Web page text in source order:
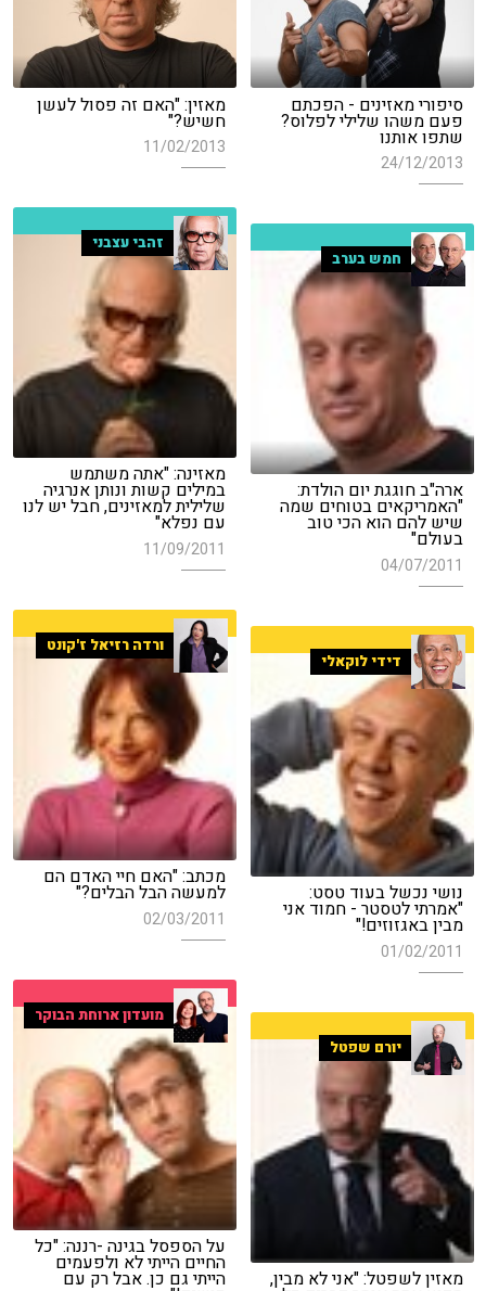
סיפורי מאזינים - הפכתם
פעם משהו שלילי לפלוס?
שתפו אותנו
24/12/2013
מאזין: "האם זה פסול לעשן
חשיש?"
11/02/2013
זהבי עצבני
מאזינה: "אתה משתמש
במילים קשות ונותן אנרגיה
שלילית למאזינים, חבל יש לנו
עם נפלא"
11/09/2011
חמש בערב
ארה"ב חוגגת יום הולדת:
"האמריקאים בטוחים שמה
שיש להם הוא הכי טוב
בעולם"
04/07/2011
ורדה רזיאל ז'קונט
מכתב: "האם חיי האדם הם
למעשה הבל הבלים?"
02/03/2011
דידי לוקאלי
נושי נכשל בעוד טסט:
"אמרתי לטסטר - חמוד אני
מבין באגזוזים!"
01/02/2011
מועדון ארוחת הבוקר
על הספסל בגינה -רננה: "כל
החיים הייתי לא ולפעמים
הייתי גם כן. אבל רק עם
יורם שפטל
מאזין לשפטל: "אני לא מבין,